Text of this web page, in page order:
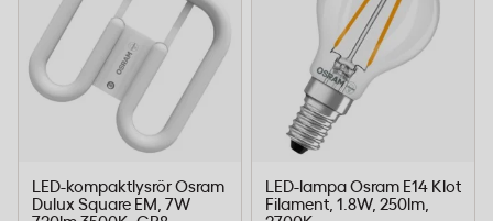
LED-kompaktlysrör Osram
Dulux Square EM, 7W
LED-lampa Osram E14 Klot
Filament, 1.8W, 250lm,